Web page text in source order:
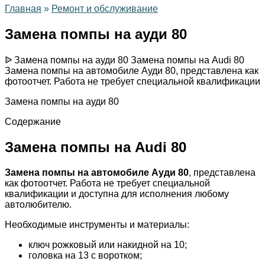
Главная » Ремонт и обслуживание
Замена помпы на ауди 80
ᐉ Замена помпы на ауди 80 Замена помпы на Audi 80
Замена помпы на автомобиле Ауди 80, представлена как
фотоотчет. Работа не требует специальной квалификации
Замена помпы на ауди 80
Содержание
Замена помпы на Audi 80
Замена помпы на автомобиле Ауди 80, представлена
как фотоотчет. Работа не требует специальной
квалификации и доступна для исполнения любому
автолюбителю.
Необходимые инструменты и материалы:
ключ рожковый или накидной на 10;
головка на 13 с воротком;